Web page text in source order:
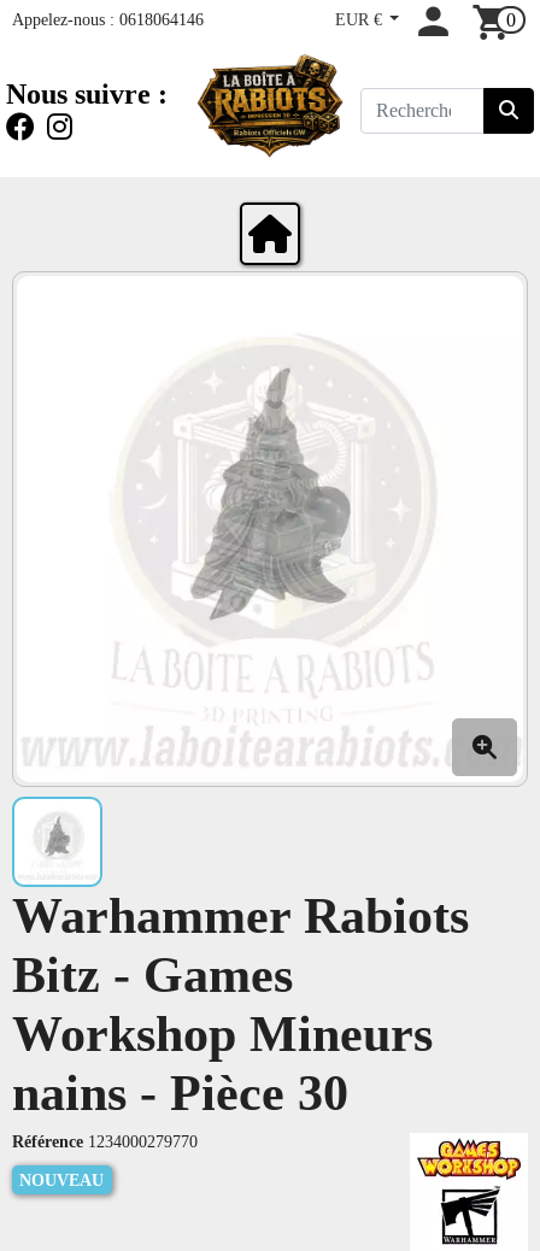
Appelez-nous : 0618064146 EUR € 0
Nous suivre :
Warhammer Rabiots
Bitz - Games
Workshop Mineurs
nains - Pièce 30
Référence 1234000279770
NOUVEAU